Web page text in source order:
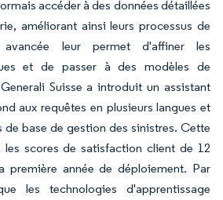
accéder à des données détaillées
améliorant ainsi leurs processus de
leur permet d'affiner les
et de passer à des modèles de
Suisse a introduit un assistant
aux requêtes en plusieurs langues et
de base de gestion des sinistres. Cette
scores de satisfaction client de 12
première année de déploiement. Par
les technologies d'apprentissage